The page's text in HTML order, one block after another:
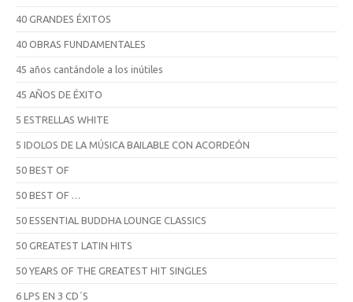
40 GRANDES ÉXITOS
40 OBRAS FUNDAMENTALES
45 años cantándole a los inútiles
45 AÑOS DE ÉXITO
5 ESTRELLAS WHITE
5 IDOLOS DE LA MÚSICA BAILABLE CON ACORDEÓN
50 BEST OF
50 BEST OF …
50 ESSENTIAL BUDDHA LOUNGE CLASSICS
50 GREATEST LATIN HITS
50 YEARS OF THE GREATEST HIT SINGLES
6 LPS EN 3 CD´S